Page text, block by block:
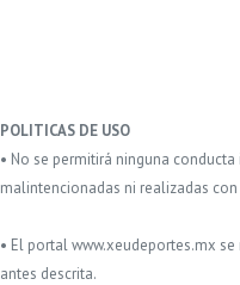
POLITICAS DE USO
• No se permitirá ninguna
malintencionadas ni realizadas
• El portal www.xeudeportes.mx
antes descrita.